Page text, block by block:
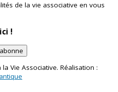
de la vie associative en vous
!
Vie Associative. Réalisation :